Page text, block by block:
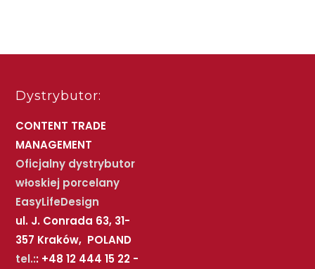
Dystrybutor:
CONTENT TRADE
MANAGEMENT
Oficjalny dystrybutor
włoskiej porcelany
EasyLifeDesign
ul. J. Conrada 63, 31-
357 Kraków, POLAND
tel.:: +48 12 444 15 22 -